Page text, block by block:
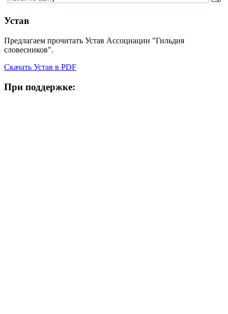
Устав
Предлагаем прочитать Устав Ассоциации "Гильдия
словесников".
Скачать Устав в PDF
При поддержке: